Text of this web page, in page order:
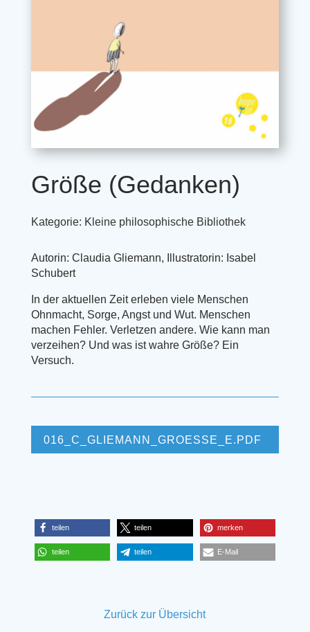
Größe (Gedanken)
Kategorie: Kleine philosophische Bibliothek
Autorin: Claudia Gliemann, Illustratorin: Isabel
Schubert
In der aktuellen Zeit erleben viele Menschen
Ohnmacht, Sorge, Angst und Wut. Menschen
machen Fehler. Verletzen andere. Wie kann man
verzeihen? Und was ist wahre Größe? Ein
Versuch.
016_C_GLIEMANN_GROESSE_E.PDF
teilen teilen merken
teilen teilen E-Mail
Zurück zur Übersicht